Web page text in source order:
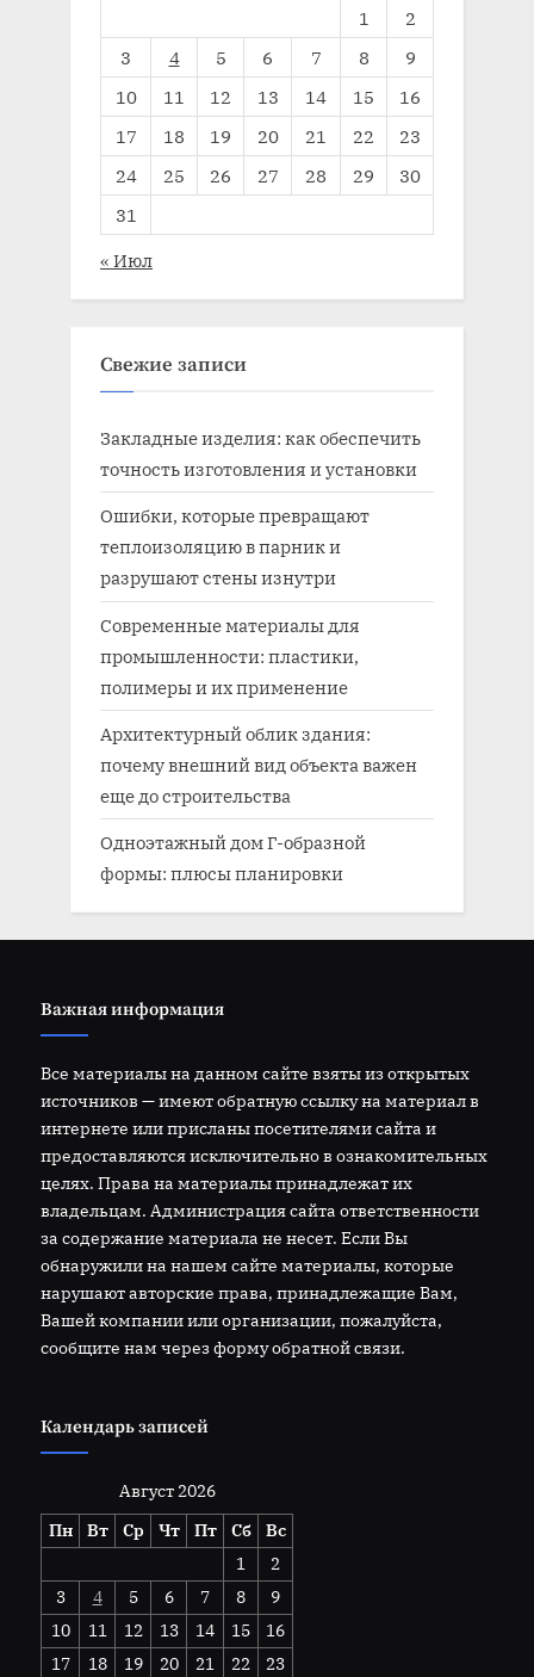
1
2
3
4 5 6 7 8
9
10
11 12 13 14 15
16
17
18 19 20 21 22
23
24
25 26 27 28 29
30
31
« Июл
Свежие записи
Закладные изделия: как обеспечить
точность изготовления и установки
Ошибки, которые превращают
теплоизоляцию в парник и
разрушают стены изнутри
Современные материалы для
промышленности: пластики,
полимеры и их применение
Архитектурный облик здания:
почему внешний вид объекта важен
еще до строительства
Одноэтажный дом Г-образной
формы: плюсы планировки
Важная информация
Все материалы на данном сайте взяты из открытых
источников — имеют обратную ссылку на материал в
интернете или присланы посетителями сайта и
предоставляются исключительно в ознакомительных
целях. Права на материалы принадлежат их
владельцам. Администрация сайта ответственности
за содержание материала не несет. Если Вы
обнаружили на нашем сайте материалы, которые
нарушают авторские права, принадлежащие Вам,
Вашей компании или организации, пожалуйста,
сообщите нам через форму обратной связи.
Календарь записей
Август 2026
Пн
Вт Ср Чт Пт Сб
Вс
1
2
3
4 5 6 7 8
9
10
11 12 13 14 15
16
17
18 19 20 21 22 23